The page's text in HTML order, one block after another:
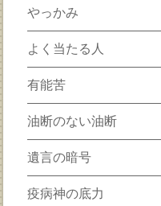
やっかみ
よく当たる人
有能苦
油断のない油断
遺言の暗号
疫病神の底力